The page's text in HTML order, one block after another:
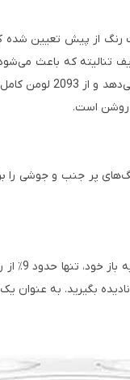
از پیش تعیین شده
که باعث می‌شود
روشن است.